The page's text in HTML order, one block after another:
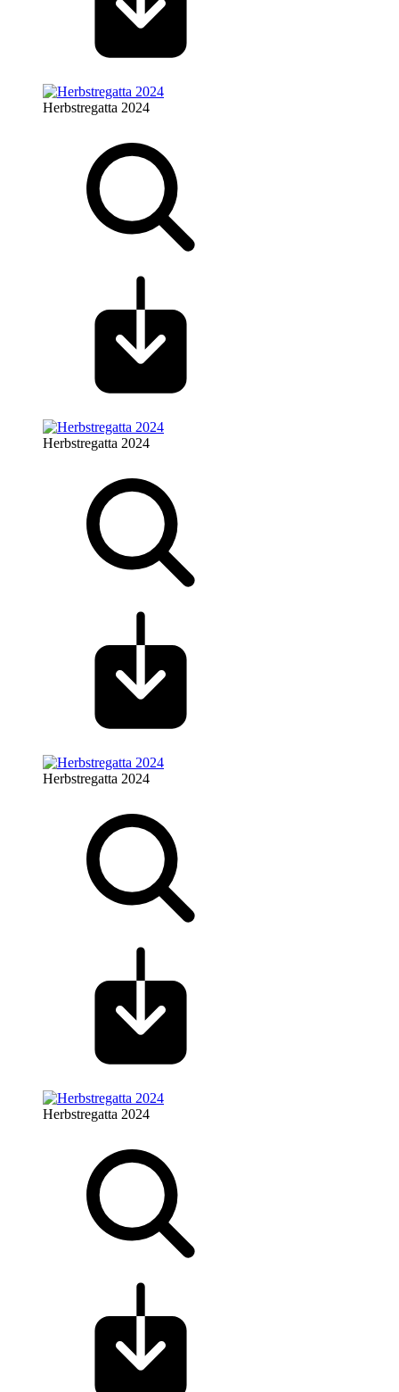
Herbstregatta 2024
Herbstregatta 2024
Herbstregatta 2024
Herbstregatta 2024